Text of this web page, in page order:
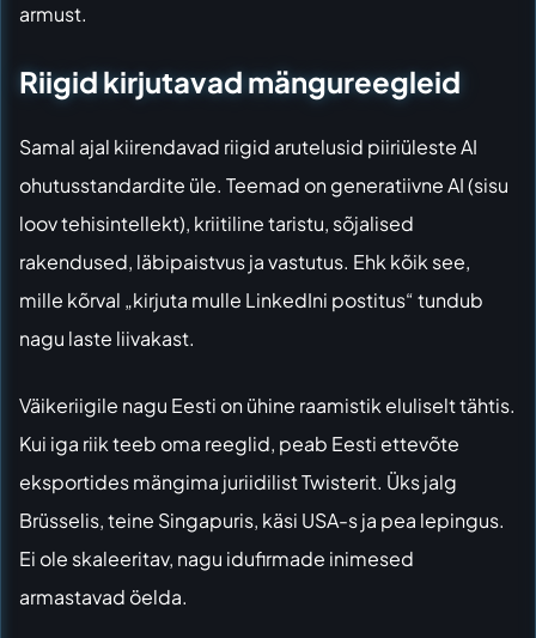
armust.
Riigid kirjutavad mängureegleid
Samal ajal kiirendavad riigid arutelusid piiriüleste AI
ohutusstandardite üle. Teemad on generatiivne AI (sisu
loov tehisintellekt), kriitiline taristu, sõjalised
rakendused, läbipaistvus ja vastutus. Ehk kõik see,
mille kõrval „kirjuta mulle LinkedIni postitus“ tundub
nagu laste liivakast.
Väikeriigile nagu Eesti on ühine raamistik eluliselt tähtis.
Kui iga riik teeb oma reeglid, peab Eesti ettevõte
eksportides mängima juriidilist Twisterit. Üks jalg
Brüsselis, teine Singapuris, käsi USA-s ja pea lepingus.
Ei ole skaleeritav, nagu idufirmade inimesed
armastavad öelda.